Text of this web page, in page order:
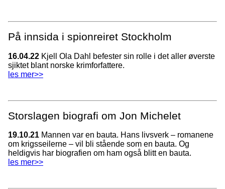
På innsida i spionreiret Stockholm
16.04.22 Kjell Ola Dahl befester sin rolle i det aller øverste
sjiktet blant norske krimforfattere.
les mer>>
Storslagen biografi om Jon Michelet
19.10.21 Mannen var en bauta. Hans livsverk – romanene
om krigsseilerne – vil bli stående som en bauta. Og
heldigvis har biografien om ham også blitt en bauta.
les mer>>